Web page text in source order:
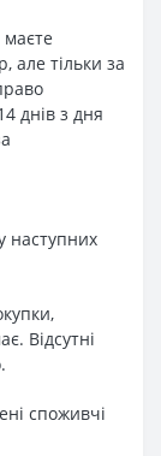
але тільки за
днів з дня
наступних
Відсутні
споживчі